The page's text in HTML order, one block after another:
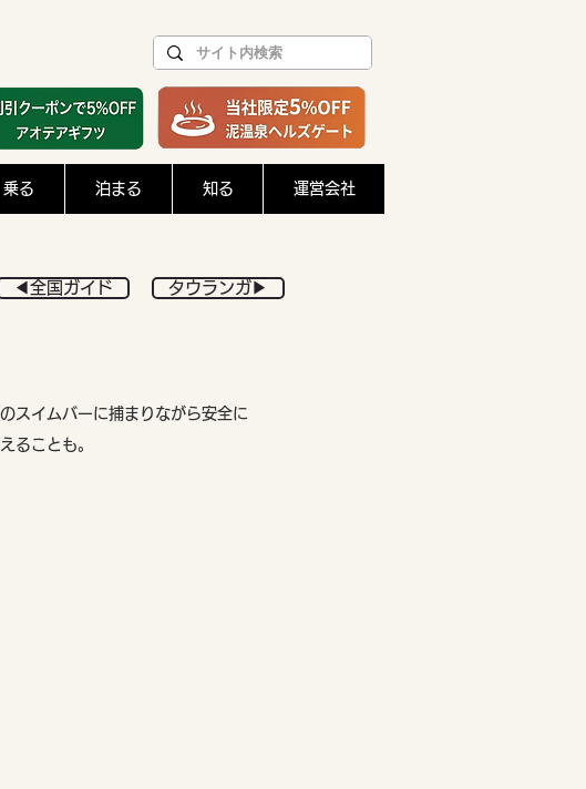
乗る 泊まる 知る 運営会社
◀︎全国ガイド タウランガ▶︎
スイムバーに捕まりながら安全に
ることも。